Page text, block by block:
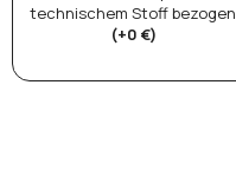
technischem Stoff bezogen
(+0 €)